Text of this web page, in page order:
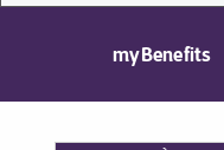
myBenefits